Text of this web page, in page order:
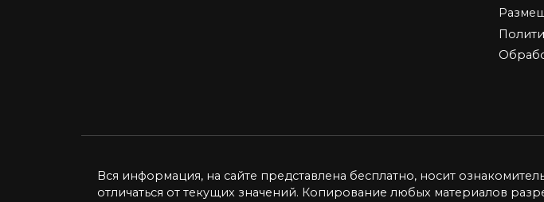
Вся информация, на сайте представлена бесплатно, носит
отличаться от текущих значений. Копирование любых материалов